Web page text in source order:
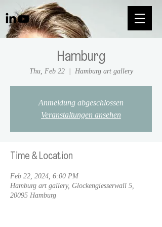
Hamburg
Thu, Feb 22
  |
Hamburg art gallery
Anmeldung abgeschlossen
Veranstaltungen ansehen
Time & Location
Feb 22, 2024, 6:00 PM
Hamburg art gallery, Glockengiesserwall 5,
20095 Hamburg